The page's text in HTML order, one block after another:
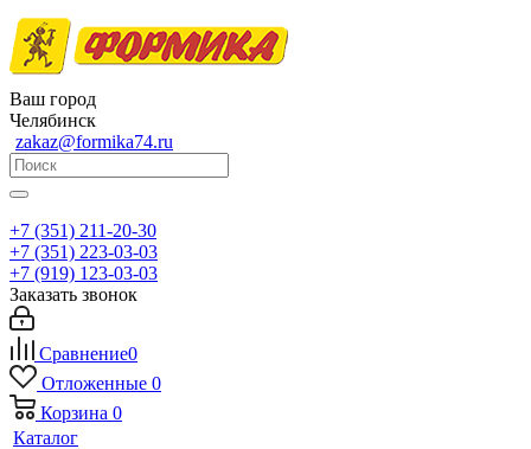
Ваш город
Челябинск
zakaz@formika74.ru
+7 (351) 211-20-30
+7 (351) 223-03-03
+7 (919) 123-03-03
Заказать звонок
Сравнение0
Отложенные 0
Корзина 0
Каталог